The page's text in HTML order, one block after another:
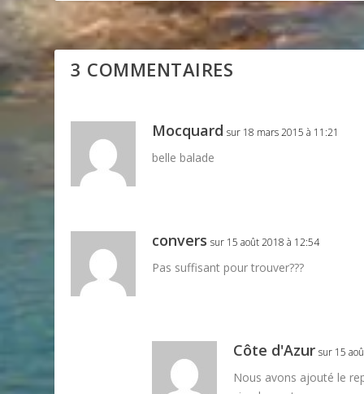
3 COMMENTAIRES
Mocquard sur 18 mars 2015 à 11:21
belle balade
convers sur 15 août 2018 à 12:54
Pas suffisant pour trouver???
Côte d'Azur sur 15
Nous avons ajouté le